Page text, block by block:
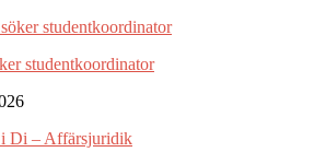
studentkoordinator